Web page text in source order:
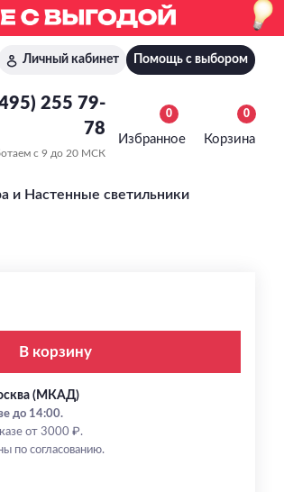
Личный кабинет Помощь с выбором
255 79-
78
с 9 до 20 МСК
Избранное
0
Корзина
0
и Настенные светильники
В корзину
(МКАД)
до 14:00.
от 3000 ₽.
по согласованию.